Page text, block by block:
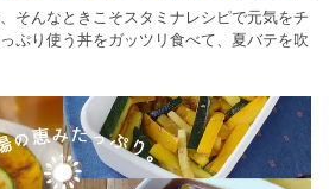
そんなときこそスタミナレシピで元気をチ
ぷり使う丼をガッツリ食べて、夏バテを吹